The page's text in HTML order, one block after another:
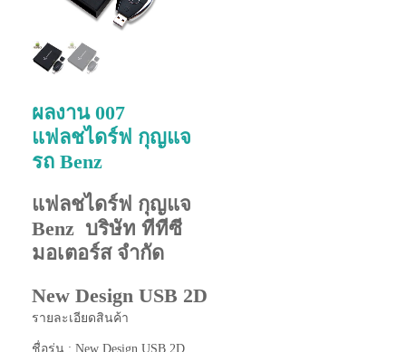
ผลงาน 007
แฟลชไดร์ฟ กุญแจ
รถ Benz
แฟลชไดร์ฟ กุญแจ
Benz บริษัท ทีทีซี
มอเตอร์ส จํากัด
New Design USB 2D
รายละเอียดสินค้า
ชื่อรุ่น : New Design USB 2D